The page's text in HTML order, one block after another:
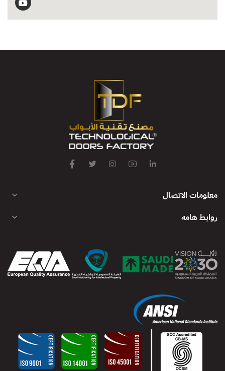
معلومات الاتصال
روابط هامه